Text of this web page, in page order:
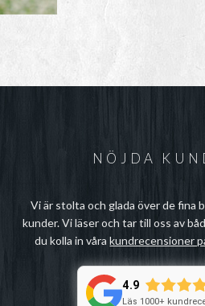
NÖJDA
Vi är stolta och glada över de fina
kunder. Vi läser och tar till oss av
du kolla in vårakundrecensioner
4.9
Läs 1000+